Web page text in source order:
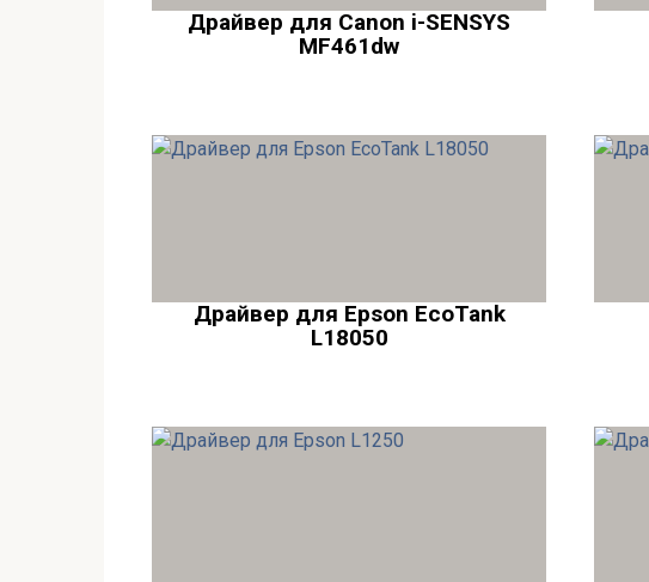
Драйвер для Canon i-SENSYS
MF461dw
Драйвер для Epson EcoTank
L18050